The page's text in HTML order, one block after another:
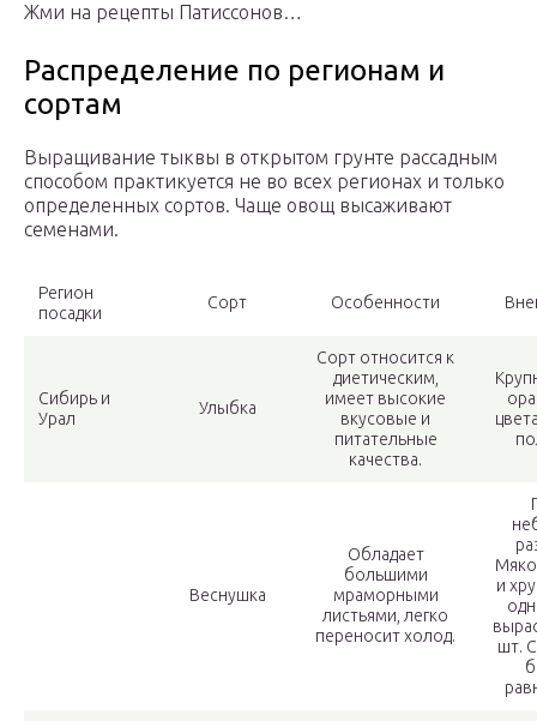
Жми на рецепты Патиссонов…
Распределение по регионам и
сортам
Выращивание тыквы в открытом грунте рассадным
способом практикуется не во всех регионах и только
определенных сортов. Чаще овощ высаживают
семенами.
Регион
посадки
Сорт Особенности
Сибирь и
Урал
Улыбка
Сорт относится к
диетическим,
имеет высокие
вкусовые и
питательные
качества.
Веснушка
Обладает
большими
мраморными
листьями, легко
переносит холод.
и
шт.